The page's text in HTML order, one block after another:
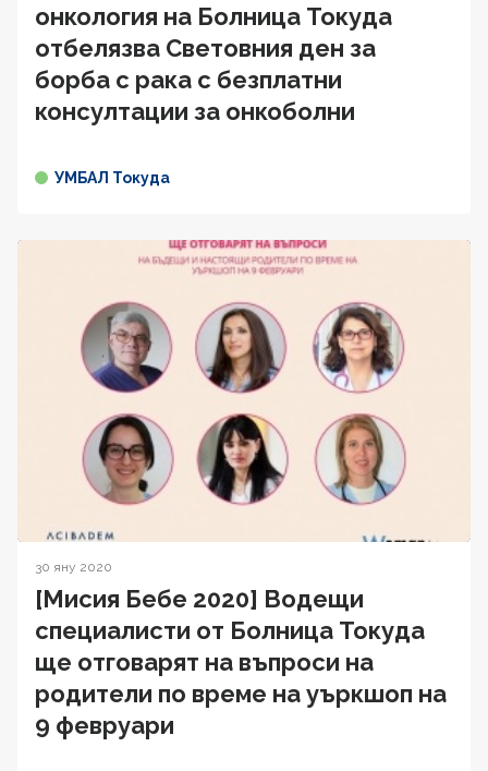
онкология на Болница Токуда
отбелязва Световния ден за
борба с рака с безплатни
консултации за онкоболни
УМБАЛ Токуда
30 яну 2020
[Мисия Бебе 2020] Водещи
специалисти от Болница Токуда
ще отговарят на въпроси на
родители по време на уъркшоп на
9 февруари